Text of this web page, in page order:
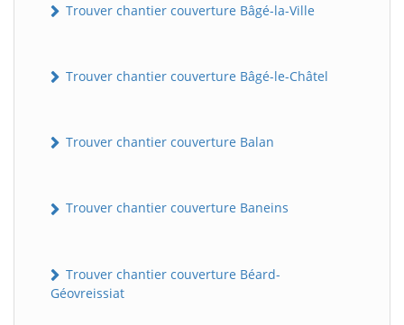
Trouver chantier couverture Bâgé-la-Ville
Trouver chantier couverture Bâgé-le-Châtel
Trouver chantier couverture Balan
Trouver chantier couverture Baneins
Trouver chantier couverture Béard-
Géovreissiat